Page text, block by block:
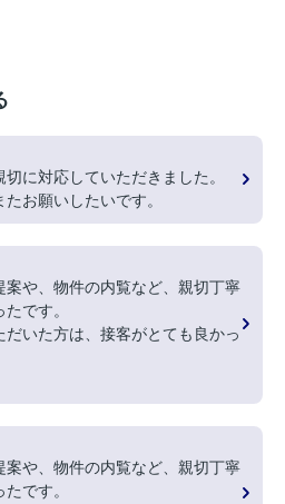
に対応していただきました。
お願いしたいです。
案や、物件の内覧など、親切丁寧
です。
だいた方は、接客がとても良かっ
ました。
案や、物件の内覧など、親切丁寧
です。